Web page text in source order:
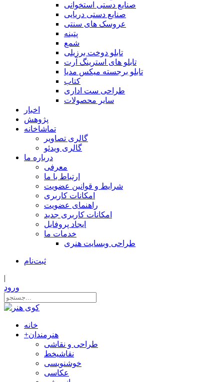
صنایع دستی استخوانی
صنایع دستی دریایی
عروسک های سنتی
پتینه
شمع
تابلو دوخت برزیلی
تابلو های استرینگ آرت
تابلو برجسته میکس مدیا
کتاب
طراحی ست اداری
سایر محصولات
اخبار
پژوهش
تماشاخانه
گالری تصاویر
گالری ویدئو
درباره ما
معرفی
ارتباط با ما
شرایط و قوانین عضویت
امکانات کاربری
راهنمای عضویت
امکانات کاربری جدید
ایجاد پروفایل
خدمات ما
طراحی وبسایت هنری
ثبت‌نام
|
ورود
خانه
+هنرمندان
طراحی و نقاشی
نقاشیخط
خوشنویسی
عکاسی